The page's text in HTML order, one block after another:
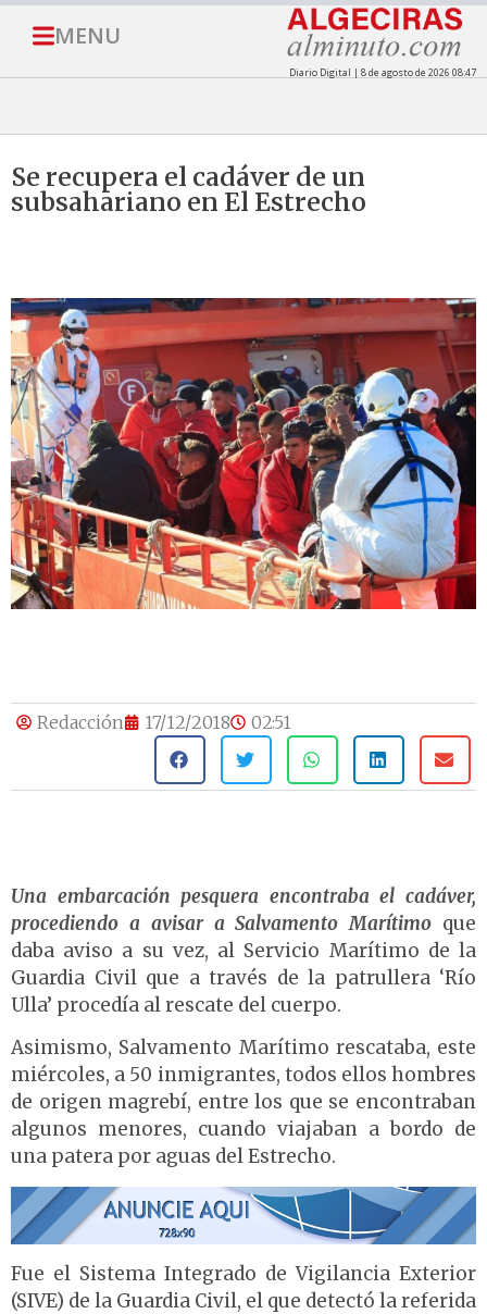
MENU
Diario Digital | 8 de agosto de 2026 08:47
Se recupera el cadáver de un
subsahariano en El Estrecho
Redacción 17/12/2018 02:51
Una embarcación pesquera encontraba el cadáver,
procediendo a avisar a Salvamento Marítimo que
daba aviso a su vez, al Servicio Marítimo de la
Guardia Civil que a través de la patrullera ‘Río
Ulla’ procedía al rescate del cuerpo.
Asimismo, Salvamento Marítimo rescataba, este
miércoles, a 50 inmigrantes, todos ellos hombres
de origen magrebí, entre los que se encontraban
algunos menores, cuando viajaban a bordo de
una patera por aguas del Estrecho.
Fue el Sistema Integrado de Vigilancia Exterior
(SIVE) de la Guardia Civil, el que detectó la referida